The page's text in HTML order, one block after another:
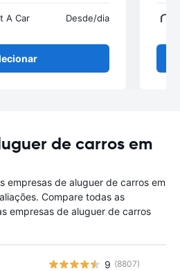
A Car Desde/dia
de carros em
empresas de aluguer de carros em
Compare todas as
empresas de aluguer de carros
9 (8807)